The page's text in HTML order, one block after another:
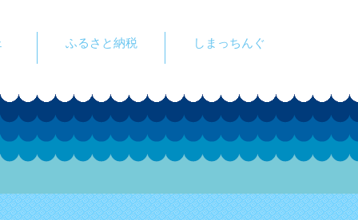
ふるさと納税 しまっちんぐ